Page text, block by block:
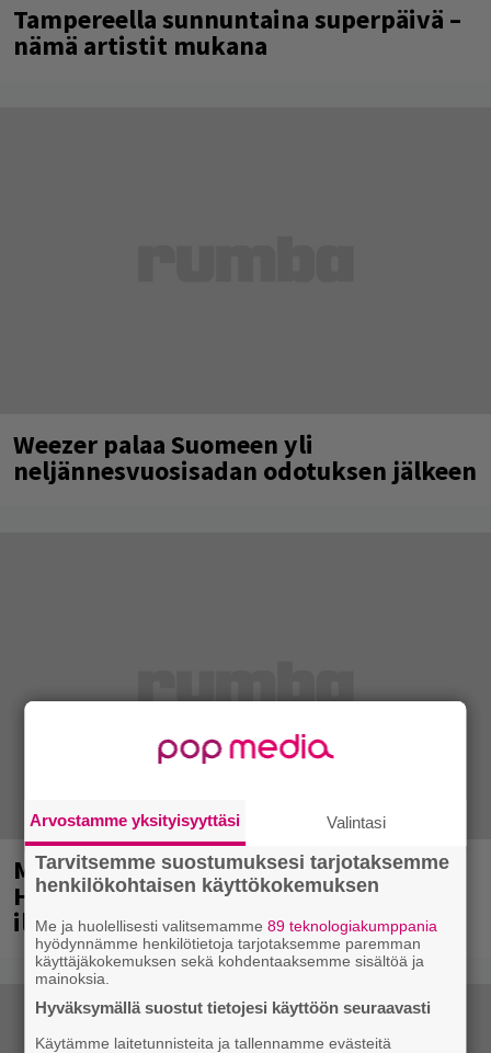
Tampereella sunnuntaina superpäivä –
nämä artistit mukana
Weezer palaa Suomeen yli
neljännesvuosisadan odotuksen jälkeen
Mainio ohjelmatoimisto juhlii
Helsingissä 10-vuotista taivaltaan –
ilmaistapahtumassa loistoesiintyjät
Arvostamme yksityisyyttäsi Valintasi
Tarvitsemme suostumuksesi tarjotaksemme
henkilökohtaisen käyttökokemuksen
Me ja huolellisesti valitsemamme89 teknologiakumppania
hyödynnämme henkilötietoja tarjotaksemme paremman
käyttäjäkokemuksen sekä kohdentaaksemme sisältöä ja
mainoksia.
Hyväksymällä suostut tietojesi käyttöön seuraavasti
Käytämme laitetunnisteita ja tallennamme evästeitä